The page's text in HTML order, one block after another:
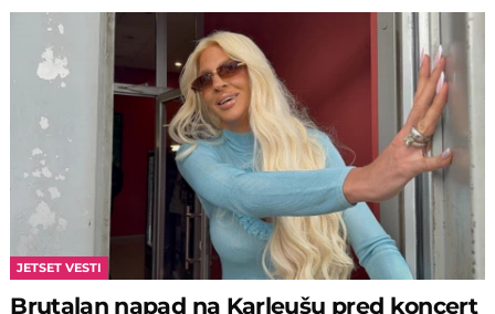
JETSET VESTI
Brutalan napad na Karleušu pred koncert